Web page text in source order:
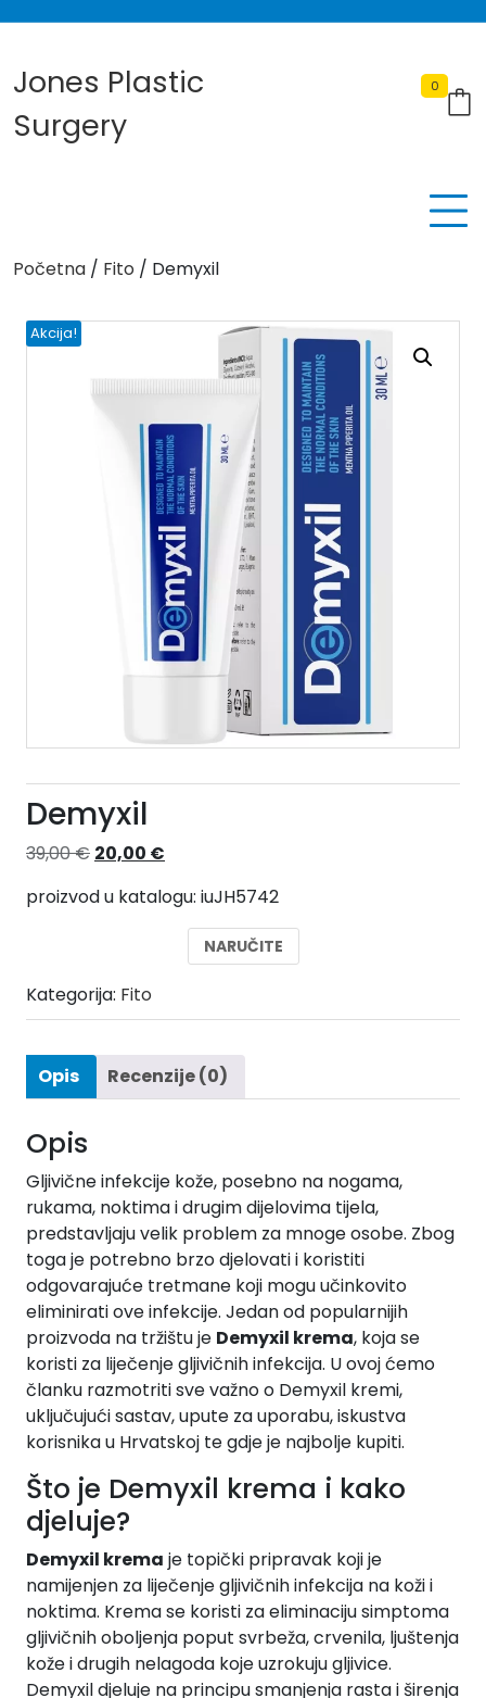
Jones Plastic
Surgery
0
Početna / Fito / Demyxil
Akcija!
Demyxil
39,00€ Izvorna
bila
20,00 €
je:
20,00 €.
proizvod u katalogu: iuJH5742
NARUČITE
Kategorija: Fito
Opis Recenzije (0)
Opis
Gljivične infekcije kože, posebno na nogama,
rukama, noktima i drugim dijelovima tijela,
predstavljaju velik problem za mnoge osobe. Zbog
toga je potrebno brzo djelovati i koristiti
odgovarajuće tretmane koji mogu učinkovito
eliminirati ove infekcije. Jedan od popularnijih
proizvoda na tržištu je Demyxil krema, koja se
koristi za liječenje gljivičnih infekcija. U ovoj ćemo
članku razmotriti sve važno o Demyxil kremi,
uključujući sastav, upute za uporabu, iskustva
korisnika u Hrvatskoj te gdje je najbolje kupiti.
Što je Demyxil krema i kako
djeluje?
Demyxil krema je topički pripravak koji je
namijenjen za liječenje gljivičnih infekcija na koži i
noktima. Krema se koristi za eliminaciju simptoma
gljivičnih oboljenja poput svrbeža, crvenila, ljuštenja
kože i drugih nelagoda koje uzrokuju gljivice.
Demyxil djeluje na principu smanjenja rasta i širenja